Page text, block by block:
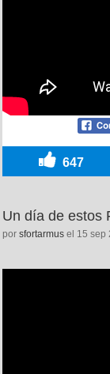
647
Un día de estos
por sfortarmus el 15 sep